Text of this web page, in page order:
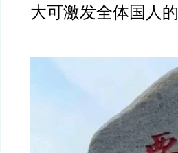
大可激发全体国人的